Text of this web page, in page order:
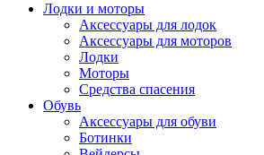
Лодки и моторы
Аксессуары для лодок
Аксессуары для моторов
Лодки
Моторы
Средства спасения
Обувь
Аксессуары для обуви
Ботинки